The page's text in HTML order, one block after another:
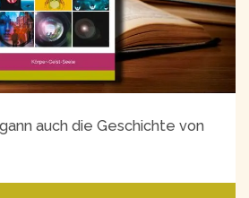
auch die Geschichte von